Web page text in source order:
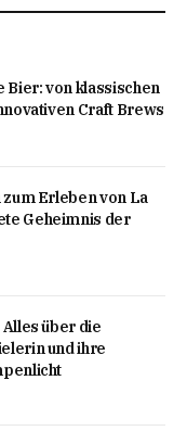
Bier: von klassischen
Craft Brews
Erleben von La
Geheimnis der
über die
und ihre